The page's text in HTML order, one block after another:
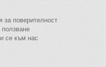
за поверителност
ползване
се към нас